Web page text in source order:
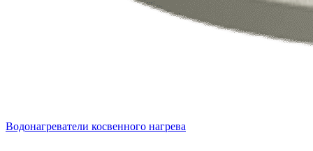
Водонагреватели косвенного нагрева